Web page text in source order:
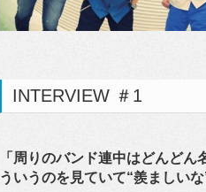
INTERVIEW ＃1
「周りのバンド連中はどんど
ういうのを見ていて“羨ましい